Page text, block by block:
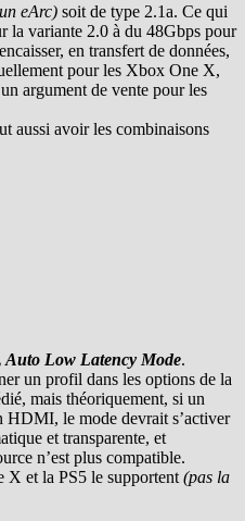
eArc) soit de type 2.1a. Ce qui
la variante 2.0 à du 48Gbps pour
en transfert de données,
pour les Xbox One X,
argument de vente pour les
aussi avoir les combinaisons
Low Latency Mode.
un profil dans les options de la
mais théoriquement, si un
HDMI, le mode devrait s’activer
et transparente, et
n’est plus compatible.
et la PS5 le supportent (pas la